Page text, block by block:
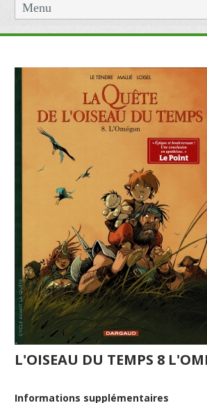
Menu
L'OISEAU DU TEMPS 8
Informations supplémentaires